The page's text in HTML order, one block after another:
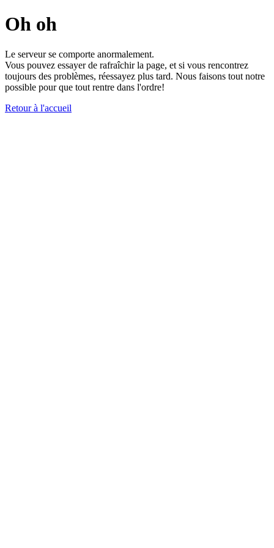
Oh oh
Le serveur se comporte anormalement.
Vous pouvez essayer de rafraîchir la page, et si vous rencontrez
toujours des problèmes, réessayez plus tard. Nous faisons tout notre
possible pour que tout rentre dans l'ordre!
Retour à l'accueil